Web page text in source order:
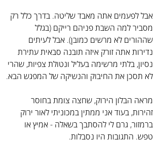
אבל לפעמים אתה מאבד שליטה. בדרך כלל רק
מסביר למה השבת פניהם רייקם (בגלל
שההורים לא מרשים כמובן). אבל לעיתים
נדירות אתה זורק איזה תובנה סבאית עתירת
נסיון, בלתי מרשימה בעליל ונטולת צפיות, שהרי
לא תסכן את החיבוק והנשיקה של המפגש הבא.
מראה הבלון הירוק, שחצה צומת בחוסר
זהירות, בעוד אני ממתין במכוניתי לאור ירוק
ברמזור, גרם לי להסתבך בשאלה - אמיץ או
טפש. התגובות היו נסבלות.